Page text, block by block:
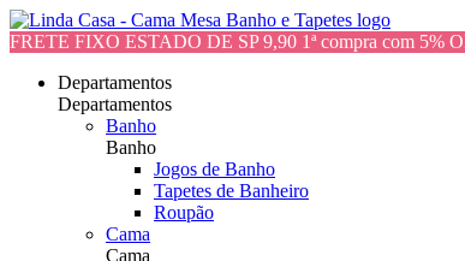
FRETE FIXO ESTADO DE SP 9,90 1ª compra com 5%
Departamentos
Departamentos
Banho
Banho
Jogos de Banho
Tapetes de Banheiro
Roupão
Cama
Cama